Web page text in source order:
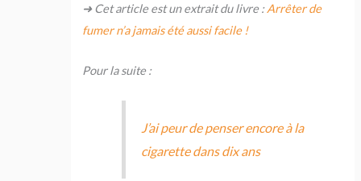
➜ Cet article est un extrait du livre :Arrêter de
fumer n’a jamais été aussi facile !
Pour la suite :
J’ai peur de penser encore à la
cigarette dans dix ans